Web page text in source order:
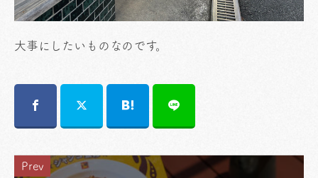
大事にしたいものなのです。
Prev